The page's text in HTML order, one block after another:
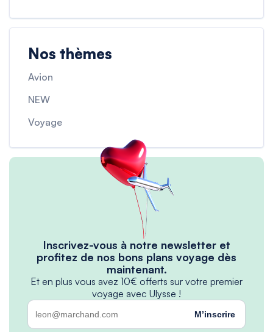
Nos thèmes
Avion
NEW
Voyage
Inscrivez-vous à notre newsletter et
profitez de nos bons plans voyage dès
maintenant.
Et en plus vous avez 10€ offerts sur votre premier
voyage avec Ulysse !
M’inscrire